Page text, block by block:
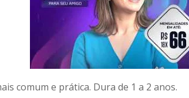
comum e prática. Dura de 1 a 2 anos.